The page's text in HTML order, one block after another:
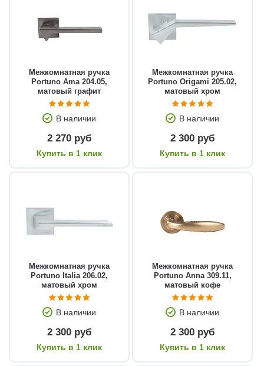
Межкомнатная ручка
Portuno Ama 204.05,
матовый графит
В наличии
2 270 руб
Купить в 1 клик
Межкомнатная ручка
Portuno Origami 205.02,
матовый хром
В наличии
2 300 руб
Купить в 1 клик
Межкомнатная ручка
Portuno Italia 206.02,
матовый хром
В наличии
2 300 руб
Купить в 1 клик
Межкомнатная ручка
Portuno Anna 309.11,
матовый кофе
В наличии
2 300 руб
Купить в 1 клик